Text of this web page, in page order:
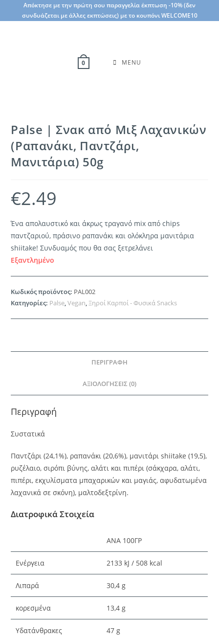
Απόκτησε με την πρώτη σου παραγγελία έκπτωση -10% (δεν
συνδυάζεται με άλλες εκπτώσεις) με το κουπόνι WELCOME10
0 MENU
Palse | Σνακ από Μιξ Λαχανικών
(Ραπανάκι, Παντζάρι,
Μανιτάρια) 50g
€2.49
Ένα απολαυστικό και άκρως τραγανό mix από chips
παντζαριού, πράσινο ραπανάκι και ολόκληρα μανιτάρια
shiitake! Συνδυαμός που θα σας ξετρελάνει
Εξαντλημένο
Κωδικός προϊόντος: PAL002
Κατηγορίες: Palse,Vegan,Ξηροί Καρποί - Φυσικά Snacks
ΠΕΡΙΓΡΑΦΉ
ΑΞΙΟΛΟΓΉΣΕΙΣ (0)
Περιγραφή
Συστατικά
Παντζάρι (24,1%), ραπανάκι (20,6%), μανιτάρι shiitake (19,5),
ρυζέλαιο, σιρόπι βύνης, αλάτι και πιπέρι (σάκχαρα, αλάτι,
πιπέρι, εκχυλίσματα μπαχαρικών και μαγιάς, αφυδατωμένα
λαχανικά σε σκόνη), μαλτοδεξτρίνη.
Διατροφικά Στοιχεία
ΑΝΆ 100ΓΡ
Ενέργεια 2133 kJ / 508 kcal
Λιπαρά 30,4 g
κορεσμένα 13,4 g
Υδατάνθρακες 47 g